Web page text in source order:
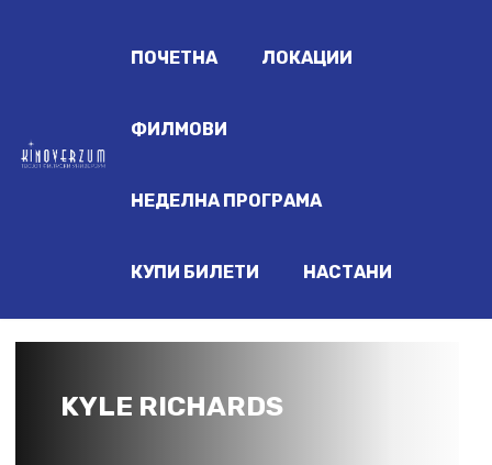
ПОЧЕТНА ЛОКАЦИИ
ФИЛМОВИ
НЕДЕЛНА ПРОГРАМА
КУПИ БИЛЕТИ НАСТАНИ
KYLE RICHARDS